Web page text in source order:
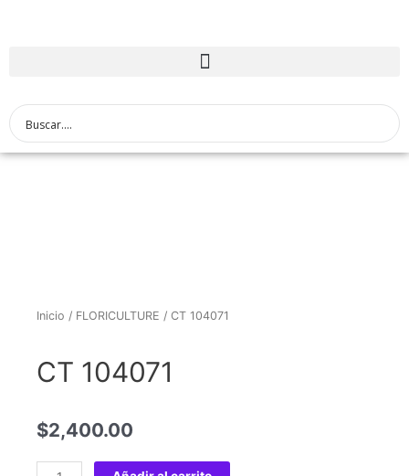
Inicio / FLORICULTURE / CT 104071
CT 104071
$2,400.00